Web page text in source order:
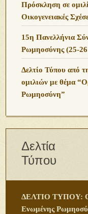
Πρόσκληση σε
Οικογενειακές
15η Πανελλήνια
Ρωμηοσύνης (25-26
Δελτίο Τύπου από
ομιλιών με θέμα
Ρωμηοσύνη”
Δελτία
Τύπου
ΔΕΛΤΙΟ ΤΥΠΟΥ:
Ενωμένης